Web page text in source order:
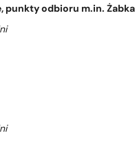
punkty odbioru m.in.